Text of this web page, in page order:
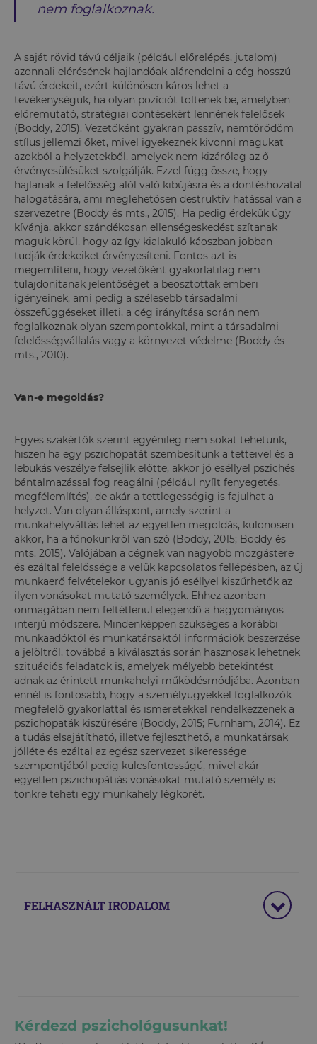
nem foglalkoznak.
A saját rövid távú céljaik (például előrelépés, jutalom)
azonnali elérésének hajlandóak alárendelni a cég hosszú
távú érdekeit, ezért különösen káros lehet a
tevékenységük, ha olyan pozíciót töltenek be, amelyben
előremutató, stratégiai döntésekért lennének felelősek
(Boddy, 2015). Vezetőként gyakran passzív, nemtörődöm
stílus jellemzi őket, mivel igyekeznek kivonni magukat
azokból a helyzetekből, amelyek nem kizárólag az ő
érvényesülésüket szolgálják. Ezzel függ össze, hogy
hajlanak a felelősség alól való kibújásra és a döntéshozatal
halogatására, ami meglehetősen destruktív hatással van a
szervezetre (Boddy és mts., 2015). Ha pedig érdekük úgy
kívánja, akkor szándékosan ellenségeskedést szítanak
maguk körül, hogy az így kialakuló káoszban jobban
tudják érdekeiket érvényesíteni. Fontos azt is
megemlíteni, hogy vezetőként gyakorlatilag nem
tulajdonítanak jelentőséget a beosztottak emberi
igényeinek, ami pedig a szélesebb társadalmi
összefüggéseket illeti, a cég irányítása során nem
foglalkoznak olyan szempontokkal, mint a társadalmi
felelősségvállalás vagy a környezet védelme (Boddy és
mts., 2010).
Van-e megoldás?
Egyes szakértők szerint egyénileg nem sokat tehetünk,
hiszen ha egy pszichopatát szembesítünk a tetteivel és a
lebukás veszélye felsejlik előtte, akkor jó eséllyel pszichés
bántalmazással fog reagálni (például nyílt fenyegetés,
megfélemlítés), de akár a tettlegességig is fajulhat a
helyzet. Van olyan álláspont, amely szerint a
munkahelyváltás lehet az egyetlen megoldás, különösen
akkor, ha a főnökünkről van szó (Boddy, 2015; Boddy és
mts. 2015). Valójában a cégnek van nagyobb mozgástere
és ezáltal felelőssége a velük kapcsolatos fellépésben, az új
munkaerő felvételekor ugyanis jó eséllyel kiszűrhetők az
ilyen vonásokat mutató személyek. Ehhez azonban
önmagában nem feltétlenül elegendő a hagyományos
interjú módszere. Mindenképpen szükséges a korábbi
munkaadóktól és munkatársaktól információk beszerzése
a jelöltről, továbbá a kiválasztás során hasznosak lehetnek
szituációs feladatok is, amelyek mélyebb betekintést
adnak az érintett munkahelyi működésmódjába. Azonban
ennél is fontosabb, hogy a személyügyekkel foglalkozók
megfelelő gyakorlattal és ismeretekkel rendelkezzenek a
pszichopaták kiszűrésére (Boddy, 2015; Furnham, 2014). Ez
a tudás elsajátítható, illetve fejleszthető, a munkatársak
jólléte és ezáltal az egész szervezet sikeressége
szempontjából pedig kulcsfontosságú, mivel akár
egyetlen pszichopátiás vonásokat mutató személy is
tönkre teheti egy munkahely légkörét.
FELHASZNÁLT IRODALOM
Kérdezd pszichológusunkat!